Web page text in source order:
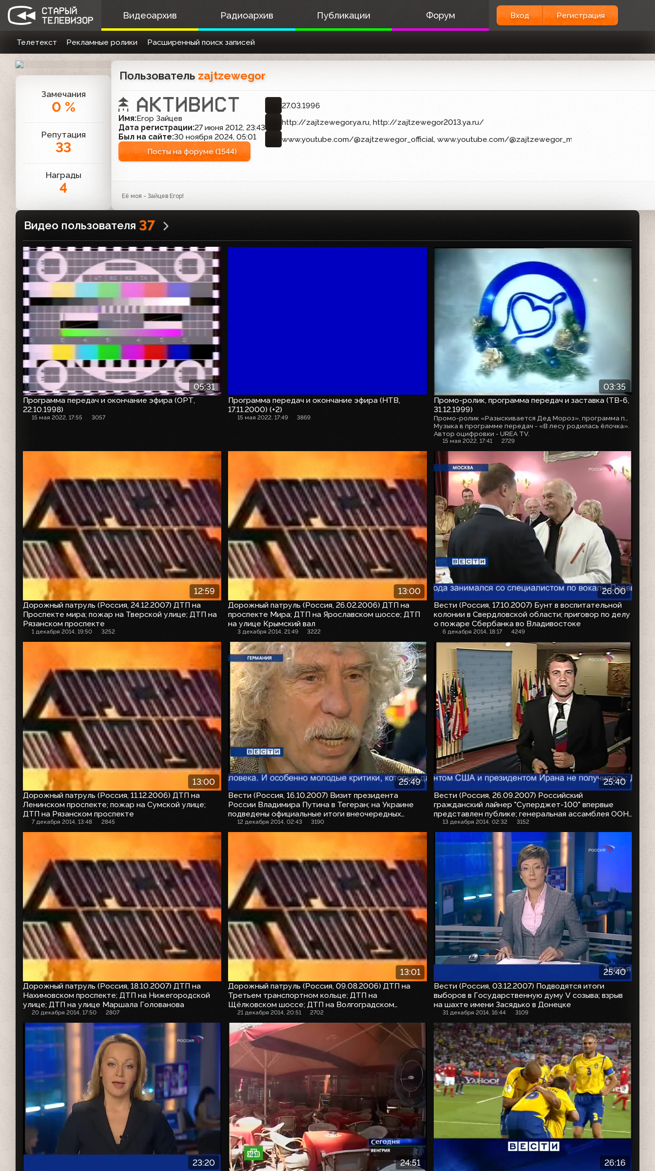
Видеоархив Радиоархив Публикации Форум Вход Регистрация
Телетекст Рекламные ролики Расширенный поиск записей
Замечания
0 %
Репутация
33
Награды
4
Пользователь zajtzewegor
Имя:Егор Зайцев
Дата регистрации:27 июня 2012, 23:43
Был на сайте:30 ноября 2024, 05:01
Посты на форуме (1544)
27.03.1996
http://zajtzewegor.ya.ru, http://zajtzewegor2013.ya.ru/
www.youtube.com/@zajtzewegor_official, www.youtube.com/@zajtzewegor_moscowtv, https://
Её моя - Зайцев Егор!
Видео пользователя 37
05:31
Программа передач и окончание эфира (ОРТ,
22.10.1998)
15 мая 2022, 17:55 3057
Конец эфира
Программа передач и окончание эфира (НТВ,
17.11.2000) (+2)
15 мая 2022, 17:49 3869
03:35
Промо-ролик, программа передач и заставка (ТВ-6,
31.12.1999)
Промо-ролик «Разыскивается Дед Мороз», программа передач на субботу, 1 января 2000 года (С новым 2000 годом! / Телеканалу ТВ-6 - 7 лет в эфире!) и заставка-пиктограмма «Сердце».
Музыка в программе передач - «В лесу родилась ёлочка».
Автор оцифровки - UREA TV.
15 мая 2022, 17:41 2729
Программа передач
12:59
Дорожный патруль (Россия, 24.12.2007) ДТП на
Проспекте мира; пожар на Тверской улице; ДТП на
Рязанском проспекте
1 декабря 2014, 19:50 3252
13:00
Дорожный патруль (Россия, 26.02.2006) ДТП на
проспекте Мира; ДТП на Ярославском шоссе; ДТП
на улице Крымский вал
3 декабря 2014, 21:49 3222
26:00
Вести (Россия, 17.10.2007) Бунт в воспитательной
колонии в Свердловской области; приговор по делу
о пожаре Сбербанка во Владивостоке
6 декабря 2014, 18:17 4249
13:00
Дорожный патруль (Россия, 11.12.2006) ДТП на
Ленинском проспекте; пожар на Сумской улице;
ДТП на Рязанском проспекте
7 декабря 2014, 13:48 2845
25:49
Вести (Россия, 16.10.2007) Визит президента
России Владимира Путина в Тегеран; на Украине
подведены официальные итоги внеочередных
выборов в Верховную раду
12 декабря 2014, 02:43 3190
25:40
Вести (Россия, 26.09.2007) Российский
гражданский лайнер "Суперджет-100" впервые
представлен публике; генеральная ассамблея ООН
проходит под знаком противостояния США и Ирана
13 декабря 2014, 02:32 3152
Дорожный патруль (Россия, 18.10.2007) ДТП на
Нахимовском проспекте; ДТП на Нижегородской
улице; ДТП на улице Маршала Голованова
20 декабря 2014, 17:50 2807
13:01
Дорожный патруль (Россия, 09.08.2006) ДТП на
Третьем транспортном кольце; ДТП на
Щёлковском шоссе; ДТП на Волгоградском
проспекте
21 декабря 2014, 20:51 2702
25:40
Вести (Россия, 03.12.2007) Подводятся итоги
выборов в Государственную думу V созыва; взрыв
на шахте имени Засядько в Донецке
31 декабря 2014, 16:44 3109
23:20 24:51 26:16